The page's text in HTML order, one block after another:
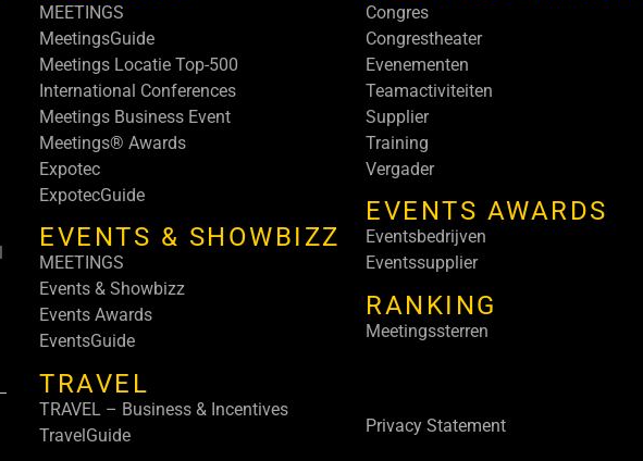
MEETINGS
MeetingsGuide
Meetings Locatie Top-500
International Conferences
Meetings Business Event
Meetings® Awards
Expotec
ExpotecGuide
EVENTS & SHOWBIZZ
MEETINGS
Events & Showbizz
Events Awards
EventsGuide
TRAVEL
TRAVEL – Business & Incentives
TravelGuide
Congres
Congrestheater
Evenementen
Teamactiviteiten
Supplier
Training
Vergader
EVENTS AWARDS
Eventsbedrijven
Eventssupplier
RANKING
Meetingssterren
Privacy Statement